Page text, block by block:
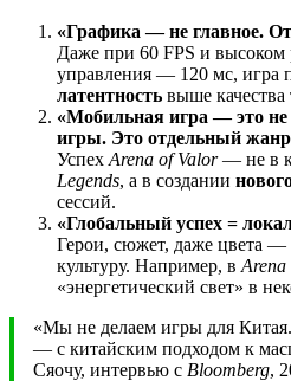
«Графика — не главное.
Даже при 60 FPS и высоком
управления — 120 мс, игра
латентность выше качества
«Мобильная игра — это
игры. Это отдельный
Успех Arena of Valor— не в
Legends, а в создании
сессий.
«Глобальный успех =
Герои, сюжет, даже цвета —
культуру. Например, в Arena
«энергетический свет» в
«Мы не делаем игры для
— с китайским подходом к
Сяочу, интервью с Bloomberg,